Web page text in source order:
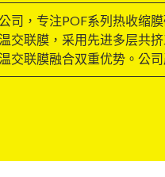
司，专注POF系列热收缩
交联膜，采用先进多层共
交联膜融合双重优势。公